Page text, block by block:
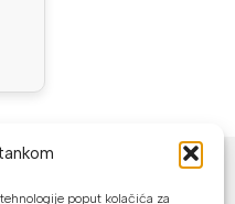
poput kolačića za